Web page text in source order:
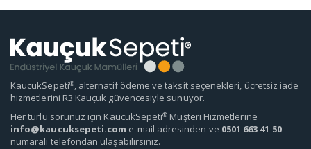
KaucukSepeti®, alternatif ödeme ve taksit seçenekleri, ücretsiz iade
hizmetlerini R3 Kauçuk güvencesiyle sunuyor.
Her türlü sorunuz için KaucukSepeti® Müşteri Hizmetlerine
info@kaucuksepeti.com e-mail adresinden ve 0501 663 41 50
numaralı telefondan ulaşabilirsiniz.